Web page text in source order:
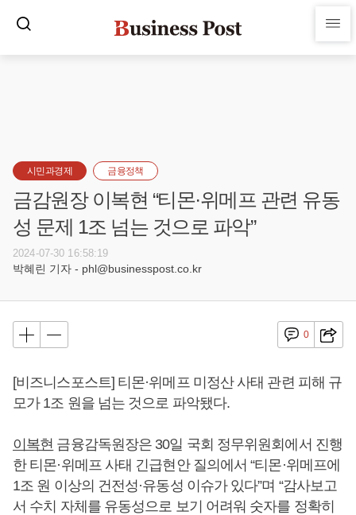
시민과경제 금융정책
금감원장 이복현 “티몬·위메프 관련 유동
성 문제 1조 넘는 것으로 파악”
2024-07-30 16:58:19
박혜린 기자 - phl@businesspost.co.kr
0
[비즈니스포스트] 티몬·위메프 미정산 사태 관련 피해 규
모가 1조 원을 넘는 것으로 파악됐다.
이복현 금융감독원장은 30일 국회 정무위원회에서 진행
한 티몬·위메프 사태 긴급현안 질의에서 “티몬·위메프에
1조 원 이상의 건전성·유동성 이슈가 있다”며 “감사보고
서 수치 자체를 유동성으로 보기 어려워 숫자를 정확히